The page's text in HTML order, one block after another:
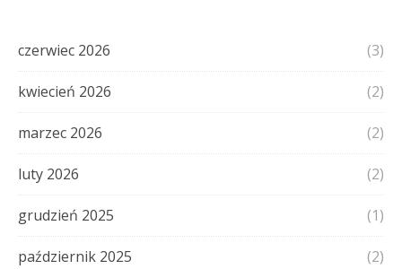
czerwiec 2026 (3)
kwiecień 2026 (2)
marzec 2026 (2)
luty 2026 (2)
grudzień 2025 (1)
październik 2025 (2)